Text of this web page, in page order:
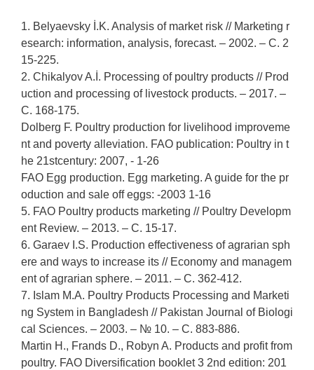
1. Belyaevsky İ.K. Analysis of market risk // Marketing r
esearch: information, analysis, forecast. – 2002. – С. 2
15-225.
2. Chikalyov A.İ. Processing of poultry products // Prod
uction and processing of livestock products. – 2017. –
С. 168-175.
Dolberg F. Poultry production for livelihood improveme
nt and poverty alleviation. FAO publication: Poultry in t
he 21stcentury: 2007, - 1-26
FAO Egg production. Egg marketing. A guide for the pr
oduction and sale off eggs: -2003 1-16
5. FAO Poultry products marketing // Poultry Developm
ent Review. – 2013. – С. 15-17.
6. Garaev I.S. Production effectiveness of agrarian sph
ere and ways to increase its // Economy and managem
ent of agrarian sphere. – 2011. – С. 362-412.
7. Islam M.A. Poultry Products Processing and Marketi
ng System in Bangladesh // Pakistan Journal of Biologi
cal Sciences. – 2003. – № 10. – С. 883-886.
Martin H., Frands D., Robyn A. Products and profit from
poultry. FAO Diversification booklet 3 2nd edition: 201